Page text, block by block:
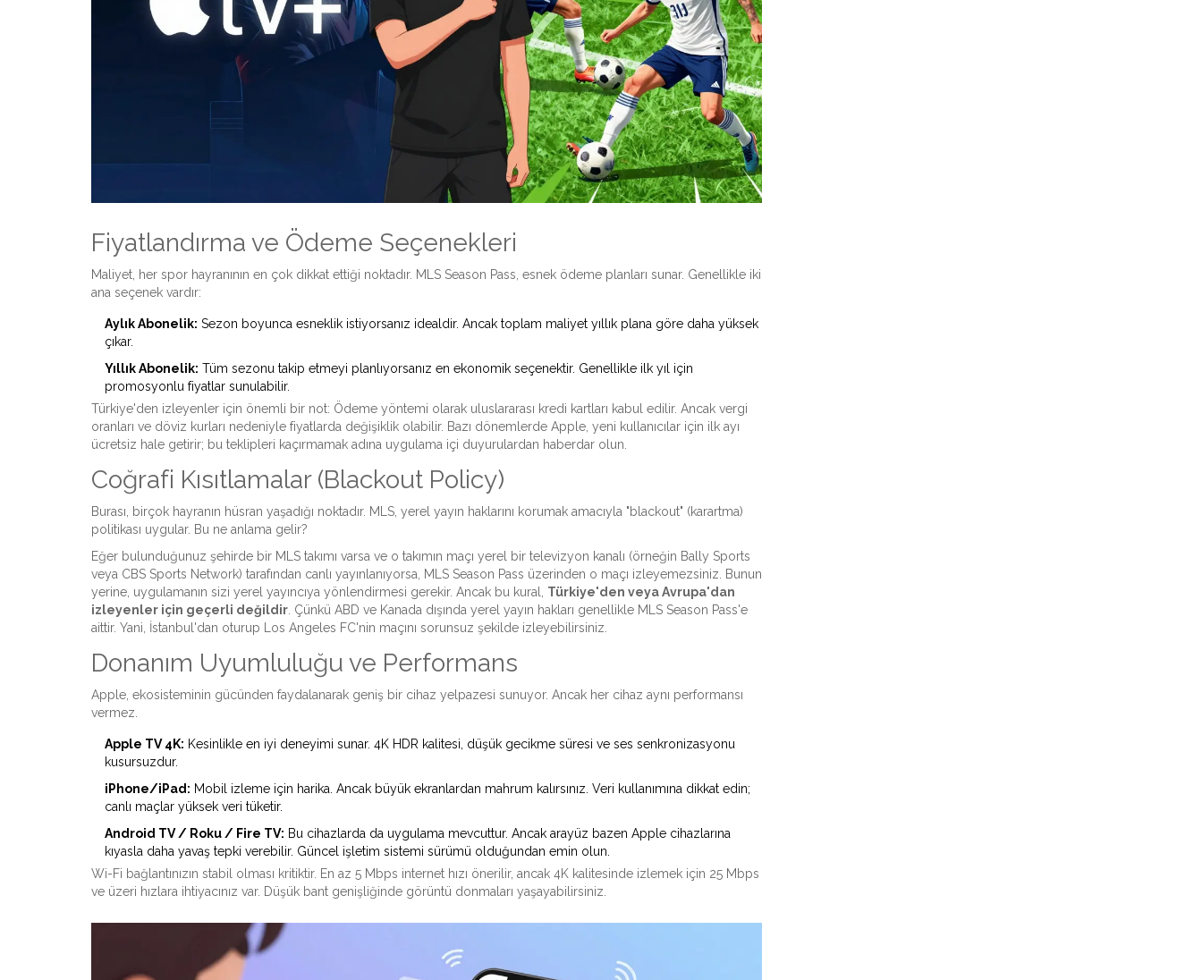
Fiyatlandırma ve Ödeme Seçenekleri
Maliyet, her spor hayranının en çok dikkat ettiği noktadır. MLS Season Pass, esnek ödeme planları sunar. Genellikle iki
ana seçenek vardır:
Aylık Abonelik: Sezon boyunca esneklik istiyorsanız idealdir. Ancak toplam maliyet yıllık plana göre daha yüksek
çıkar.
Yıllık Abonelik: Tüm sezonu takip etmeyi planlıyorsanız en ekonomik seçenektir. Genellikle ilk yıl için
promosyonlu fiyatlar sunulabilir.
Türkiye'den izleyenler için önemli bir not: Ödeme yöntemi olarak uluslararası kredi kartları kabul edilir. Ancak vergi
oranları ve döviz kurları nedeniyle fiyatlarda değişiklik olabilir. Bazı dönemlerde Apple, yeni kullanıcılar için ilk ayı
ücretsiz hale getirir; bu teklipleri kaçırmamak adına uygulama içi duyurulardan haberdar olun.
Coğrafi Kısıtlamalar (Blackout Policy)
Burası, birçok hayranın hüsran yaşadığı noktadır. MLS, yerel yayın haklarını korumak amacıyla "blackout" (karartma)
politikası uygular. Bu ne anlama gelir?
Eğer bulunduğunuz şehirde bir MLS takımı varsa ve o takımın maçı yerel bir televizyon kanalı (örneğin Bally Sports
veya CBS Sports Network) tarafından canlı yayınlanıyorsa, MLS Season Pass üzerinden o maçı izleyemezsiniz. Bunun
yerine, uygulamanın sizi yerel yayıncıya yönlendirmesi gerekir. Ancak bu kural, Türkiye'den veya Avrupa'dan
izleyenler için geçerli değildir . Çünkü ABD ve Kanada dışında yerel yayın hakları genellikle MLS Season Pass'e
aittir. Yani, İstanbul'dan oturup Los Angeles FC'nin maçını sorunsuz şekilde izleyebilirsiniz.
Donanım Uyumluluğu ve Performans
Apple, ekosisteminin gücünden faydalanarak geniş bir cihaz yelpazesi sunuyor. Ancak her cihaz aynı performansı
vermez.
Apple TV 4K: Kesinlikle en iyi deneyimi sunar. 4K HDR kalitesi, düşük gecikme süresi ve ses senkronizasyonu
kusursuzdur.
iPhone/iPad: Mobil izleme için harika. Ancak büyük ekranlardan mahrum kalırsınız. Veri kullanımına dikkat edin;
canlı maçlar yüksek veri tüketir.
Android TV / Roku / Fire TV: Bu cihazlarda da uygulama mevcuttur. Ancak arayüz bazen Apple cihazlarına
kıyasla daha yavaş tepki verebilir. Güncel işletim sistemi sürümü olduğundan emin olun.
Wi-Fi bağlantınızın stabil olması kritiktir. En az 5 Mbps internet hızı önerilir, ancak 4K kalitesinde izlemek için 25 Mbps
ve üzeri hızlara ihtiyacınız var. Düşük bant genişliğinde görüntü donmaları yaşayabilirsiniz.